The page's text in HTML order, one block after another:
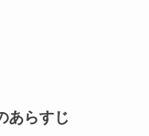
あらすじ